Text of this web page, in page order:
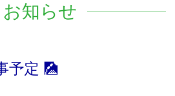
お知らせ
予定 🎑